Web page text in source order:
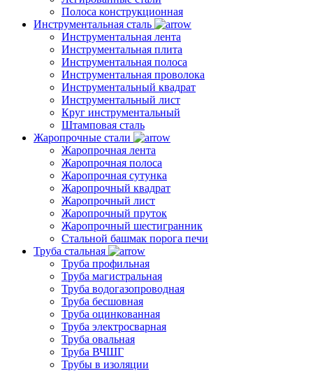
Полоса конструкционная
Инструментальная сталь
Инструментальная лента
Инструментальная плита
Инструментальная полоса
Инструментальная проволока
Инструментальный квадрат
Инструментальный лист
Круг инструментальный
Штамповая сталь
Жаропрочные стали
Жаропрочная лента
Жаропрочная полоса
Жаропрочная сутунка
Жаропрочный квадрат
Жаропрочный лист
Жаропрочный пруток
Жаропрочный шестигранник
Стальной башмак порога печи
Труба стальная
Труба профильная
Труба магистральная
Труба водогазопроводная
Труба бесшовная
Труба оцинкованная
Труба электросварная
Труба овальная
Труба ВЧШГ
Трубы в изоляции